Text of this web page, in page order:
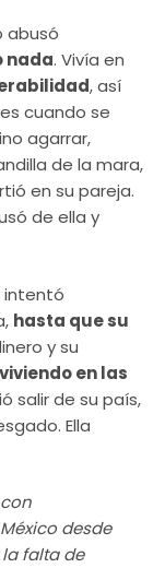
abusó
nada. Vivía en
, así
cuando se
agarrar,
de la mara,
en su pareja.
de ella y
intentó
hasta que su
y su
en las
salir de su país,
Ella
desde
la falta de